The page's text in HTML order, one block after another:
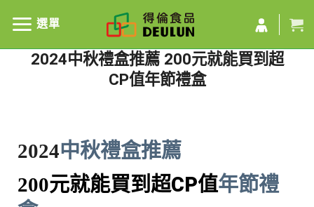
選單
2024中秋禮盒推薦 200元就能買到超
CP值年節禮盒
2024中秋禮盒推薦
200元就能買到超CP值年節禮